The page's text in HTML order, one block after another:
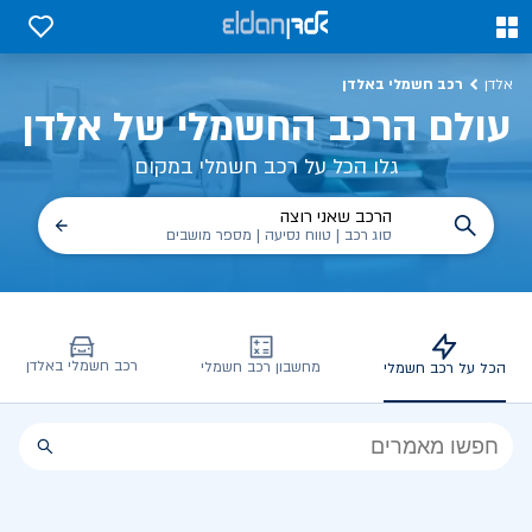
0
0
אלדן רכב חשמלי באלדן
עולם הרכב החשמלי של אלדן
גלו הכל על רכב חשמלי במקום
הרכב שאני רוצה
סוג רכב | טווח נסיעה | מספר מושבים
הכל על רכב חשמלי מחשבון רכב חשמלי רכב חשמלי באלדן
הכל
הכל על רכב חשמלי, שימושים, טכנולוגיה וכל מה שכדי לדעת | אלדן